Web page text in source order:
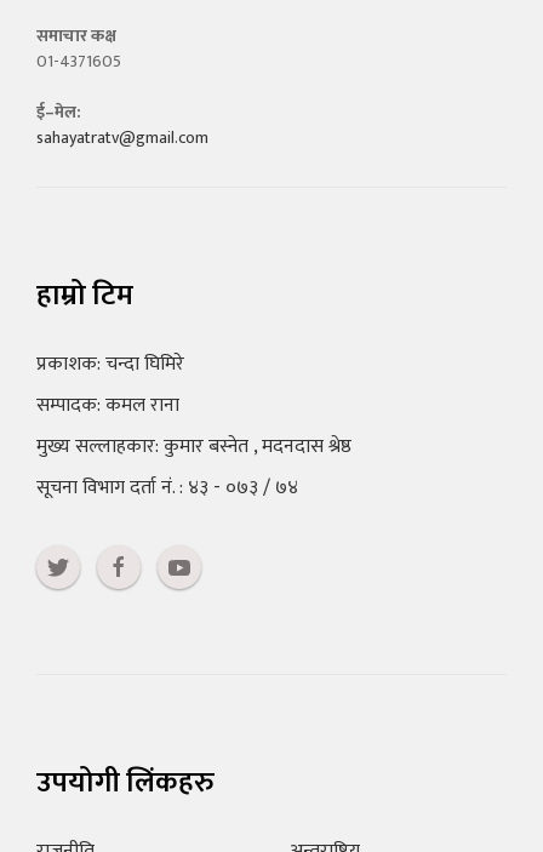
समाचार कक्ष
01-4371605
ई–मेल:
sahayatratv@gmail.com
हाम्रो टिम
प्रकाशक: चन्दा घिमिरे
सम्पादक: कमल राना
मुख्य सल्लाहकार: कुमार बस्नेत , मदनदास श्रेष्ठ
सूचना विभाग दर्ता नं. : ४३ - ०७३ / ७४
उपयोगी लिंकहरु